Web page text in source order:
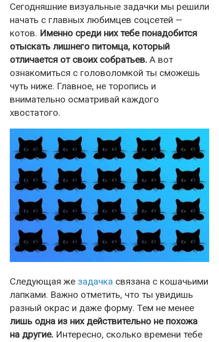
Сегодняшние визуальные задачки мы решили
начать с главных любимцев соцсетей —
котов. Именно среди них тебе понадобится
отыскать лишнего питомца, который
отличается от своих собратьев. А вот
ознакомиться с головоломкой ты сможешь
чуть ниже. Главное, не торопись и
внимательно осматривай каждого
хвостатого.
Следующая же задачка связана с кошачьими
лапками. Важно отметить, что ты увидишь
разный окрас и даже форму. Тем не менее
лишь одна из них действительно не похожа
на другие. Интересно, сколько времени тебе